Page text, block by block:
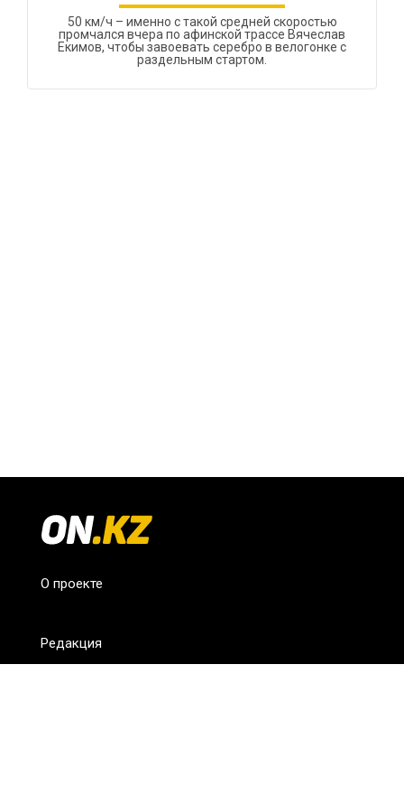
50 км/ч – именно с такой средней скоростью
промчался вчера по афинской трассе Вячеслав
Екимов, чтобы завоевать серебро в велогонке с
раздельным стартом.
О проекте
Редакция